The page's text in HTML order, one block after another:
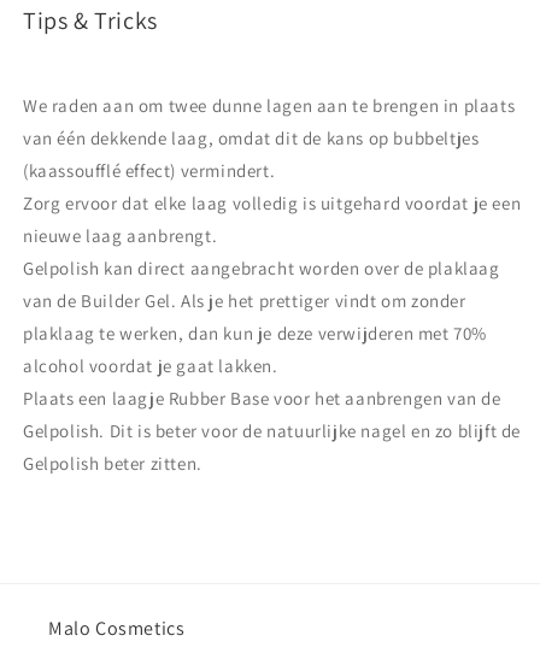
Tips & Tricks
We raden aan om twee dunne lagen aan te brengen in plaats
van één dekkende laag, omdat dit de kans op bubbeltjes
(kaassoufflé effect) vermindert.
Zorg ervoor dat elke laag volledig is uitgehard voordat je een
nieuwe laag aanbrengt.
Gelpolish kan direct aangebracht worden over de plaklaag
van de Builder Gel. Als je het prettiger vindt om zonder
plaklaag te werken, dan kun je deze verwijderen met 70%
alcohol voordat je gaat lakken.
Plaats een laagje Rubber Base voor het aanbrengen van de
Gelpolish. Dit is beter voor de natuurlijke nagel en zo blijft de
Gelpolish beter zitten.
Malo Cosmetics